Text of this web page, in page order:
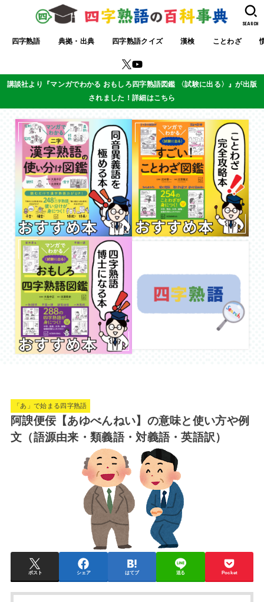
四字熟語 典拠・出典 四字熟語クイズ 漢検 ことわざ
SEARCH
講談社より『マンガでわかる おもしろ四字熟語図鑑 〈試験に出る〉』が出版
されました！詳細はこちら
「あ」で始まる四字熟語
阿諛便佞【あゆべんねい】の意味と使い方や例
文（語源由来・類義語・対義語・英語訳）
ポスト シェア はてブ 送る Pocket